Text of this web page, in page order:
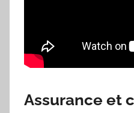
Assurance et